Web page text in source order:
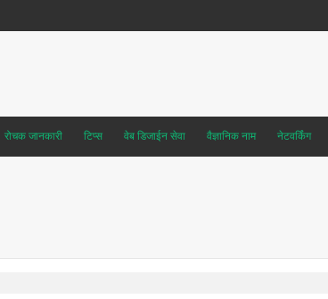
रोचक जानकारी टिप्स वेब डिजाईन सेवा वैज्ञानिक नाम नेटवर्किंग